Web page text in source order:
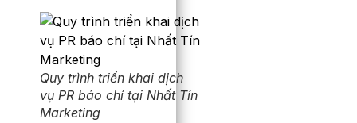
Quy trình triển khai dịch
vụ PR báo chí tại Nhất Tín
Marketing